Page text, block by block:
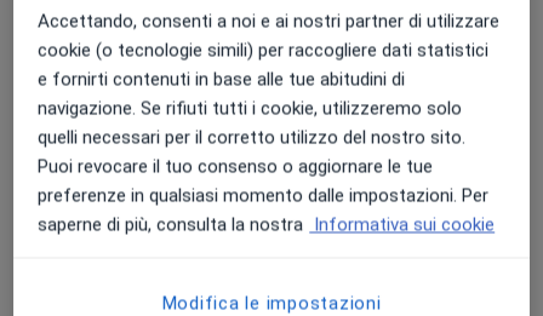
Mindfulness
Dettagli Prenota una visita
Tecniche di rilassamento
Dettagli Prenota una visita
Accettando, consenti a noi e ai nostri partner di utilizzare
cookie (o tecnologie simili) per raccogliere dati statistici
e fornirti contenuti in base alle tue abitudini di
navigazione. Se rifiuti tutti i cookie, utilizzeremo solo
quelli necessari per il corretto utilizzo del nostro sito.
Puoi revocare il tuo consenso o aggiornare le tue
preferenze in qualsiasi momento dalle impostazioni. Per
saperne di più, consulta la nostra Informativa sui cookie
Modifica le impostazioni